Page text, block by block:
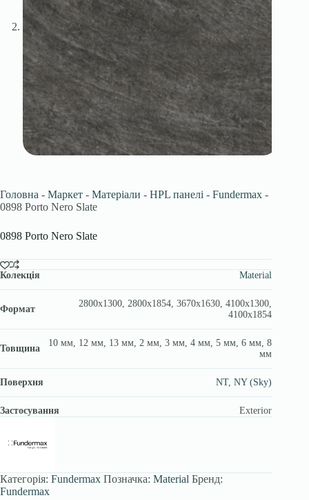
Головна - Маркет - Матеріали - HPL панелі - Fundermax -
0898 Porto Nero Slate
0898 Porto Nero Slate
Колекція Material
Формат
2800х1300, 2800х1854, 3670x1630, 4100х1300,
4100х1854
Товщина
10 мм, 12 мм, 13 мм, 2 мм, 3 мм, 4 мм, 5 мм, 6 мм, 8
мм
Поверхня NT,NY (Sky)
Застосування Exterior
Категорія: Fundermax Позначка: Material Бренд:
Fundermax